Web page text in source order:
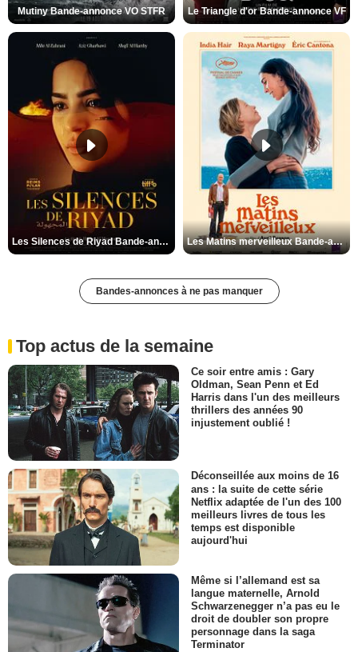
Mutiny Bande-annonce VO STFR Le Triangle d'or Bande-annonce VF
Les Silences de Riyad Bande-annonce VO STFR Les Matins merveilleux Bande-annonce VF
Bandes-annonces à ne pas manquer
Top actus de la semaine
Ce soir entre amis : Gary
Oldman, Sean Penn et Ed
Harris dans l'un des meilleurs
thrillers des années 90
injustement oublié !
Déconseillée aux moins de 16
ans : la suite de cette série
Netflix adaptée de l'un des 100
meilleurs livres de tous les
temps est disponible
aujourd'hui
Même si l’allemand est sa
langue maternelle, Arnold
Schwarzenegger n’a pas eu le
droit de doubler son propre
personnage dans la saga
Terminator